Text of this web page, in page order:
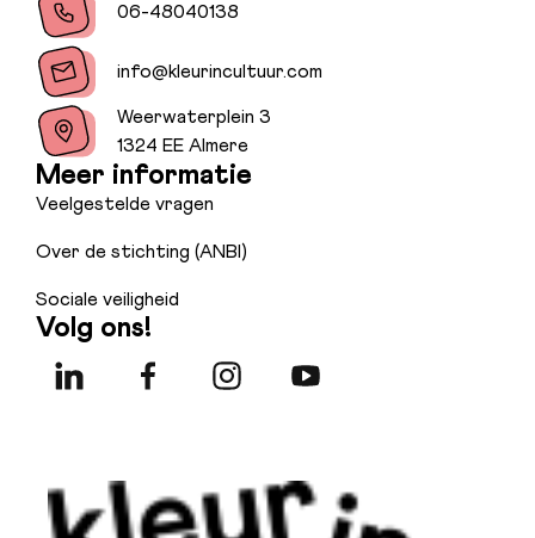
06-48040138
info@kleurincultuur.com
Weerwaterplein 3
1324 EE Almere
Meer informatie
Veelgestelde vragen
Over de stichting (ANBI)
Sociale veiligheid
Volg ons!